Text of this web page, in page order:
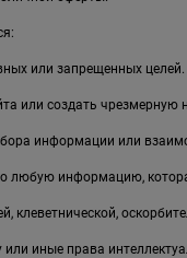
или запрещенных целей.
или создать чрезмерную
информации или
любую информацию,
клеветнической,
иные права